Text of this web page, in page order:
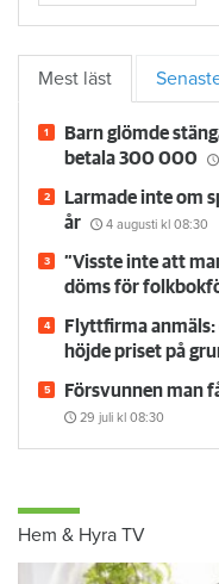
Mest läst
Barn glömde
betala 300 000
Larmade inte om
år
4 augusti kl 08:30
”Visste inte att
döms för
Flyttfirma
höjde priset på
Försvunnen man
29 juli kl 08:30
Hem & Hyra TV